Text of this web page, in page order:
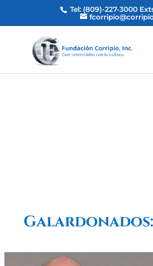
Tel: (809)-227-3000
Galardonados: